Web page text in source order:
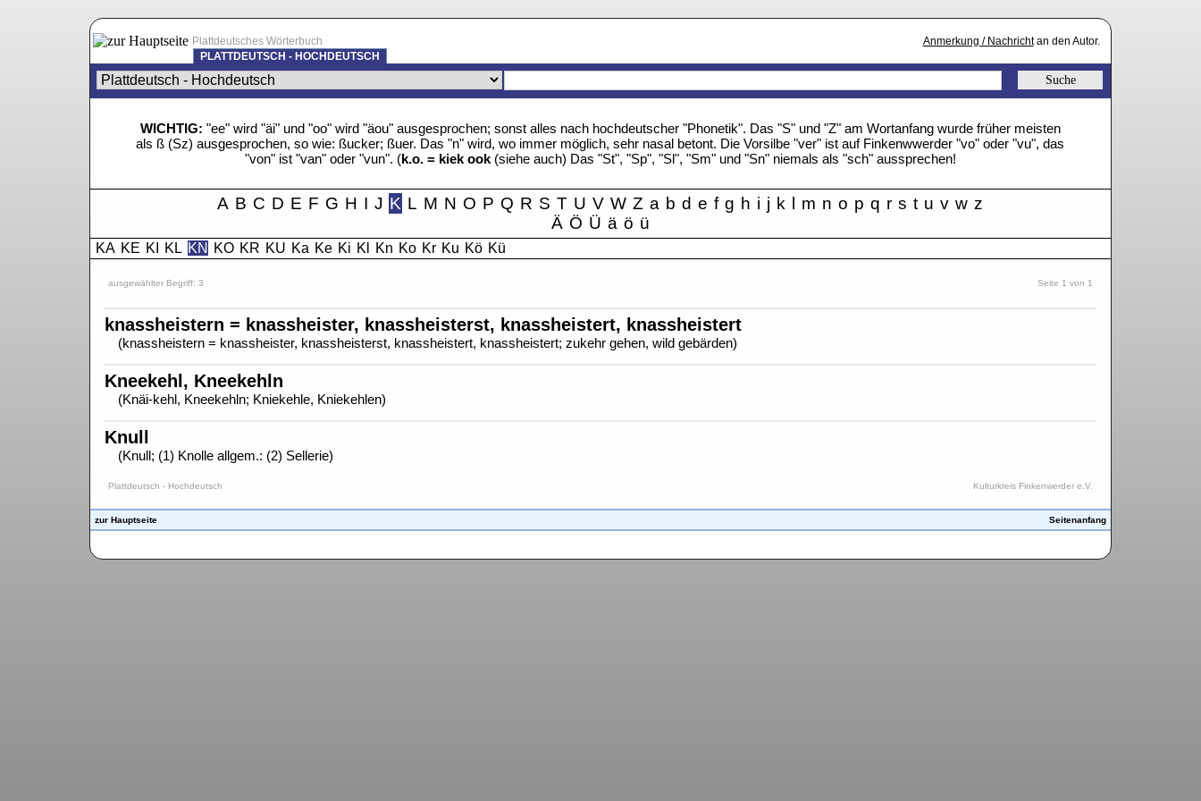
Anmerkung / Nachrichtan den Autor.
Plattdeutsches Wörterbuch
PLATTDEUTSCH - HOCHDEUTSCH
WICHTIG: "ee" wird "äi" und "oo" wird "äou" ausgesprochen; sonst alles nach hochdeutscher "Phonetik". Das "S" und "Z" am Wortanfang wurde früher meisten
als ß (Sz) ausgesprochen, so wie: ßucker; ßuer. Das "n" wird, wo immer möglich, sehr nasal betont. Die Vorsilbe "ver" ist auf Finkenwwerder "vo" oder "vu", das
"von" ist "van" oder "vun". (k.o. = kiek ook(siehe auch) Das "St", "Sp", "Sl", "Sm" und "Sn" niemals als "sch" aussprechen!
A B C D E F G H I J K L M N O P Q R S T U V W Z a b d e f g h i j k l m n o p q r s t u v w z
Ä Ö Ü ä ö ü
KA KE KI KL KN KO KR KU Ka Ke Ki Kl Kn Ko Kr Ku Kö Kü
ausgewählter Begriff: 3 Seite 1 von 1
knassheistern = knassheister, knassheisterst, knassheistert, knassheistert
(knassheistern = knassheister, knassheisterst, knassheistert, knassheistert; zukehr gehen, wild gebärden)
Kneekehl, Kneekehln
(Knäi-kehl, Kneekehln; Kniekehle, Kniekehlen)
Knull
(Knull; (1) Knolle allgem.: (2) Sellerie)
Plattdeutsch - Hochdeutsch Kulturkreis Finkenwerder e.V.
zur Hauptseite Seitenanfang